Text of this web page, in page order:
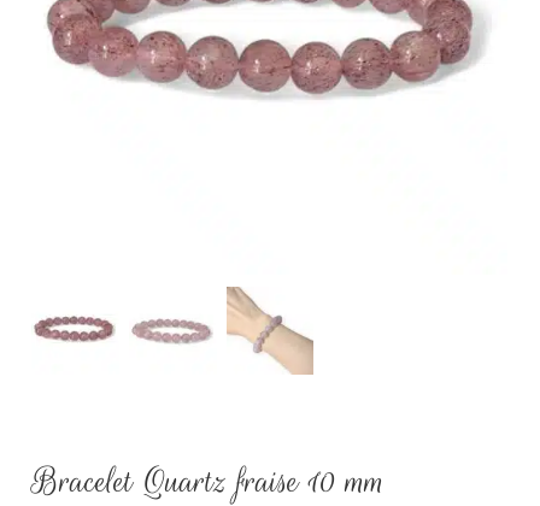
Bracelet Quartz fraise 10 mm